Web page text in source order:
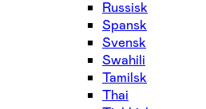
Russisk
Spansk
Svensk
Swahili
Tamilsk
Thai